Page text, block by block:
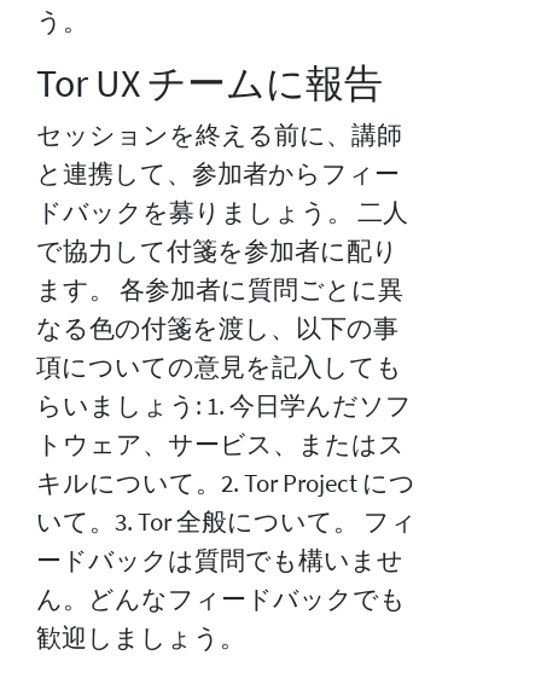
う。
Tor UX チームに報告
セッションを終える前に、講師
と連携して、参加者からフィー
ドバックを募りましょう。 二人
で協力して付箋を参加者に配り
ます。 各参加者に質問ごとに異
なる色の付箋を渡し、以下の事
項についての意見を記入しても
らいましょう: 1. 今日学んだソフ
トウェア、サービス、またはス
キルについて。2. Tor Project につ
いて。3. Tor 全般について。 フィ
ードバックは質問でも構いませ
ん。どんなフィードバックでも
歓迎しましょう。